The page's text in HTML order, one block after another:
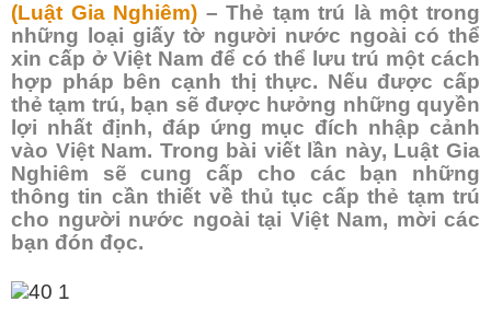
(Luật Gia Nghiêm) – Thẻ tạm trú là một trong
những loại giấy tờ người nước ngoài có thể
xin cấp ở Việt Nam để có thể lưu trú một cách
hợp pháp bên cạnh thị thực. Nếu được cấp
thẻ tạm trú, bạn sẽ được hưởng những quyền
lợi nhất định, đáp ứng mục đích nhập cảnh
vào Việt Nam. Trong bài viết lần này, Luật Gia
Nghiêm sẽ cung cấp cho các bạn những
thông tin cần thiết về thủ tục cấp thẻ tạm trú
cho người nước ngoài tại Việt Nam, mời các
bạn đón đọc.